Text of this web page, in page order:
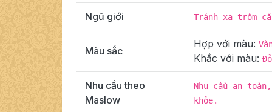
Ngũ giới Tránh xa trộm
Màu sắc
Hợp với màu:
Khắc với màu:
Nhu cầu theo
Maslow
Nhu cầu an
khỏe.